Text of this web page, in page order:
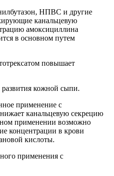
НПВС и другие
канальцевую
амоксициллина
в основном путем
повышает
кожной сыпи.
применение с
канальцевую секрецию
применении возможно
концентрации в крови
кислоты.
применения с